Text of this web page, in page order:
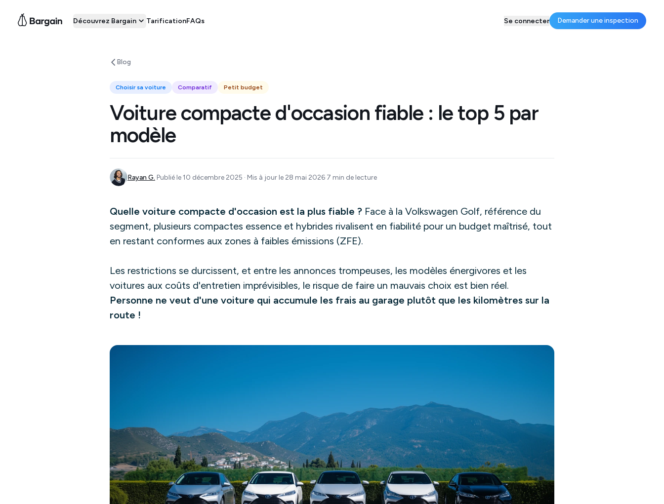
Découvrez Bargain TarificationFAQs Se connecter Demander une inspection
Blog
Choisir sa voiture Comparatif Petit budget
Voiture compacte d'occasion fiable : le top 5 par
modèle
Rayan G.·Publié le 10 décembre 2025 · Mis à jour le 28 mai 2026·7 min de lecture
Quelle voiture compacte d'occasion est la plus fiable ? Face à la Volkswagen Golf, référence du
segment, plusieurs compactes essence et hybrides rivalisent en fiabilité pour un budget maîtrisé, tout
en restant conformes aux zones à faibles émissions (ZFE).
Les restrictions se durcissent, et entre les annonces trompeuses, les modèles énergivores et les
voitures aux coûts d'entretien imprévisibles, le risque de faire un mauvais choix est bien réel.
Personne ne veut d'une voiture qui accumule les frais au garage plutôt que les kilomètres sur la
route !